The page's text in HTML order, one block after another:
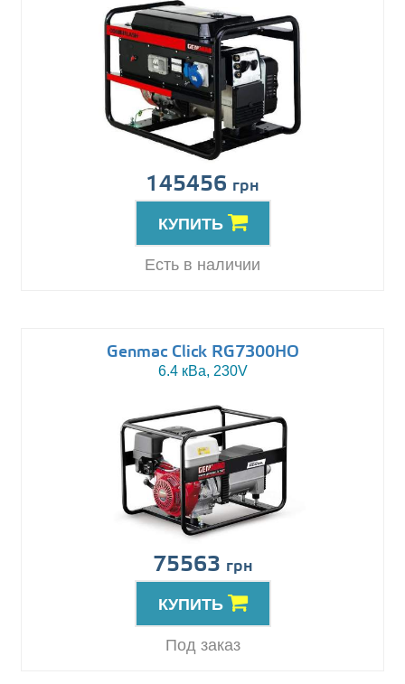
145456 грн
КУПИТЬ
Есть в наличии
Genmac Click RG7300HO
6.4 кВа, 230V
75563 грн
КУПИТЬ
Под заказ